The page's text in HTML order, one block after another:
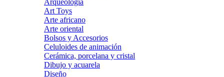
Arqueología
Art Toys
Arte africano
Arte oriental
Bolsos y Accesorios
Celuloides de animación
Cerámica, porcelana y cristal
Dibujo y acuarela
Diseño